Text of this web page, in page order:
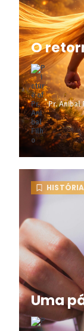
O
Pr. Anibal
Uma